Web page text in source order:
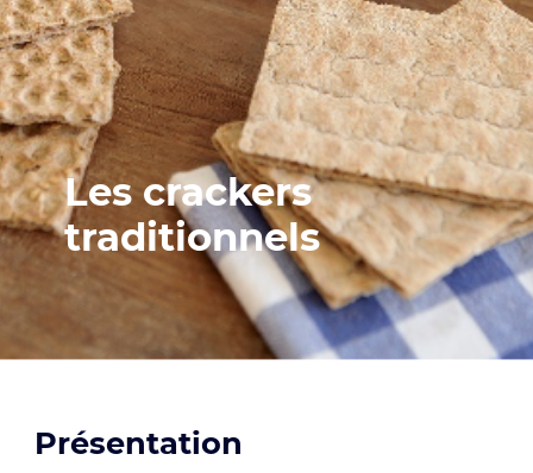
Les crackers
traditionnels
Présentation